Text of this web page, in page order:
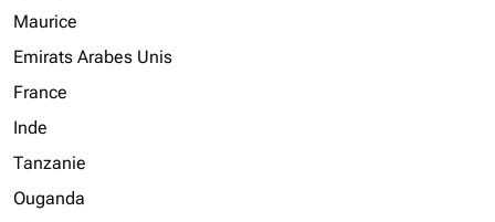
Maurice
Emirats Arabes Unis
France
Inde
Tanzanie
Ouganda